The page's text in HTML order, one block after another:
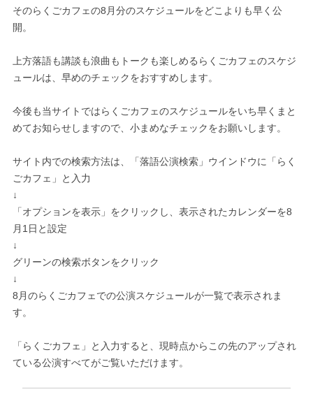
そのらくごカフェの8月分のスケジュールをどこよりも早く公
開。
上方落語も講談も浪曲もトークも楽しめるらくごカフェのスケジ
ュールは、早めのチェックをおすすめします。
今後も当サイトではらくごカフェのスケジュールをいち早くまと
めてお知らせしますので、小まめなチェックをお願いします。
サイト内での検索方法は、「落語公演検索」ウインドウに「らく
ごカフェ」と入力
↓
「オプションを表示」をクリックし、表示されたカレンダーを8
月1日と設定
↓
グリーンの検索ボタンをクリック
↓
8月のらくごカフェでの公演スケジュールが一覧で表示されま
す。
「らくごカフェ」と入力すると、現時点からこの先のアップされ
ている公演すべてがご覧いただけます。